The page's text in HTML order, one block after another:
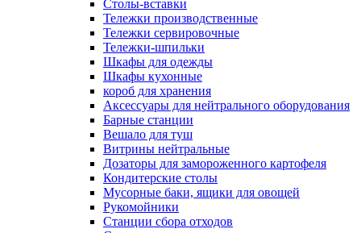
Столы-вставки
Тележки производственные
Тележки сервировочные
Тележки-шпильки
Шкафы для одежды
Шкафы кухонные
короб для хранения
Аксессуары для нейтрального оборудования
Барные станции
Вешало для туш
Витрины нейтральные
Дозаторы для замороженного картофеля
Кондитерские столы
Мусорные баки, ящики для овощей
Рукомойники
Станции сбора отходов